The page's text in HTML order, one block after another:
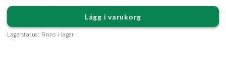
Lägg i varukorg
Lagerstatus: Finns i lager